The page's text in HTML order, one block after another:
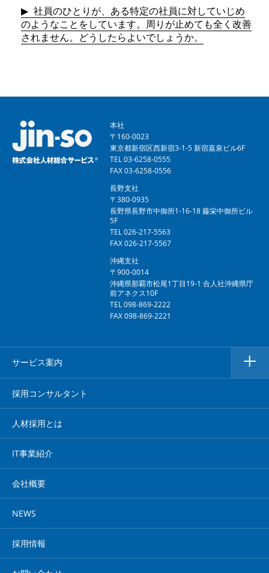
社員のひとりが、ある特定の社員に対していじめ
のようなことをしています。周りが止めても全く改善
されません。どうしたらよいでしょうか。
本社
〒160-0023
東京都新宿区西新宿3-1-5 新宿嘉泉ビル6F
TEL 03-6258-0555
FAX 03-6258-0556
長野支社
〒380-0935
長野県長野市中御所1-16-18 藤栄中御所ビル
5F
TEL 026-217-5563
FAX 026-217-5567
沖縄支社
〒900-0014
沖縄県那覇市松尾1丁目19-1 合人社沖縄県庁
前アネクス10F
TEL 098-869-2222
FAX 098-869-2221
サービス案内
採用コンサルタント
人材採用とは
IT事業紹介
会社概要
NEWS
採用情報